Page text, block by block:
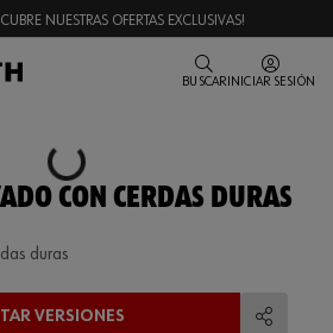
NUESTRAS OFERTAS EXCLUSIVAS!
BUSCAR INICIAR SESIÓN
Loading...CON CERDAS DURAS
duras
VERSIONES